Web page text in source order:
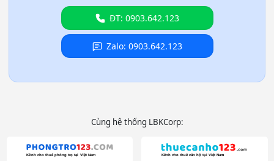
ĐT: 0903.642.123
Zalo: 0903.642.123
Cùng hệ thống LBKCorp: